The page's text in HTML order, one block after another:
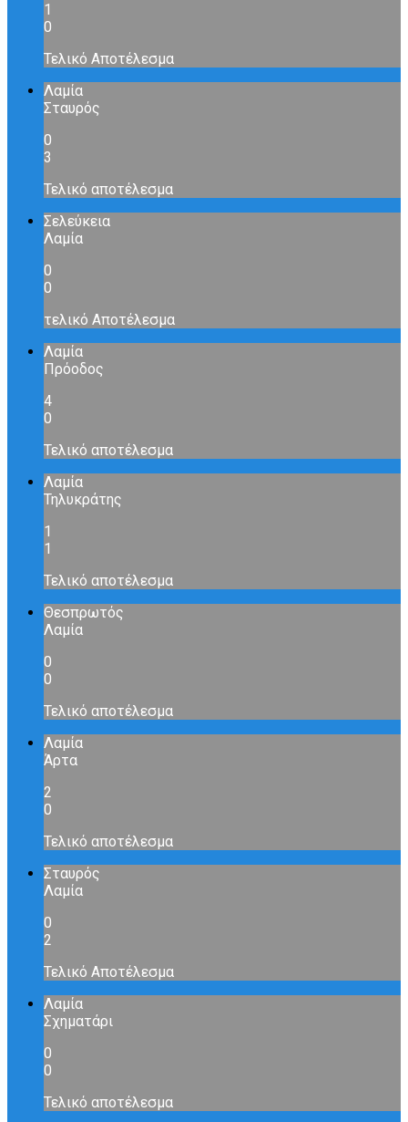
1
0
Τελικό Αποτέλεσμα
Λαμία
Σταυρός
0
3
Τελικό αποτέλεσμα
Σελεύκεια
Λαμία
0
0
τελικό Αποτέλεσμα
Λαμία
Πρόοδος
4
0
Τελικό αποτέλεσμα
Λαμία
Τηλυκράτης
1
1
Τελικό αποτέλεσμα
Θεσπρωτός
Λαμία
0
0
Τελικό αποτέλεσμα
Λαμία
Άρτα
2
0
Τελικό αποτέλεσμα
Σταυρός
Λαμία
0
2
Τελικό Αποτέλεσμα
Λαμία
Σχηματάρι
0
0
Τελικό αποτέλεσμα